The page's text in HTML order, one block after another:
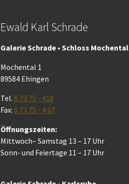
Ewald Karl Schrade
Galerie Schrade • Schloss Mochental
Mochental 1
89584 Ehingen
Tel. 0 73 75 - 418
Fax: 0 73 75 - 4 67
Öffnungszeiten:
Mittwoch– Samstag 13 – 17 Uhr
Sonn- und Feiertage 11 – 17 Uhr